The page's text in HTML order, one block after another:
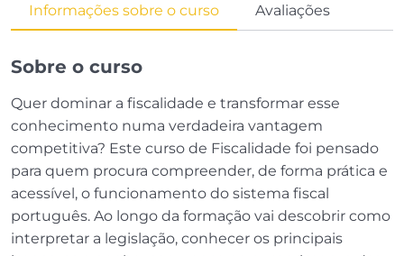
Informações sobre o curso Avaliações
Sobre o curso
Quer dominar a fiscalidade e transformar esse
conhecimento numa verdadeira vantagem
competitiva? Este curso de Fiscalidade foi pensado
para quem procura compreender, de forma prática e
acessível, o funcionamento do sistema fiscal
português. Ao longo da formação vai descobrir como
interpretar a legislação, conhecer os principais